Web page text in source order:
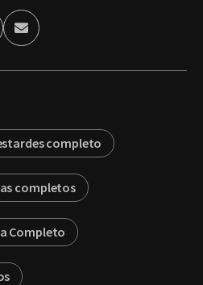
Enviar
por
completo
completos
Completo